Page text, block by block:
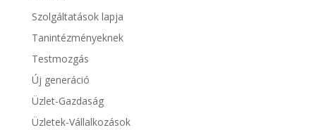
Szolgáltatások lapja
Tanintézményeknek
Testmozgás
Új generáció
Üzlet-Gazdaság
Üzletek-Vállalkozások